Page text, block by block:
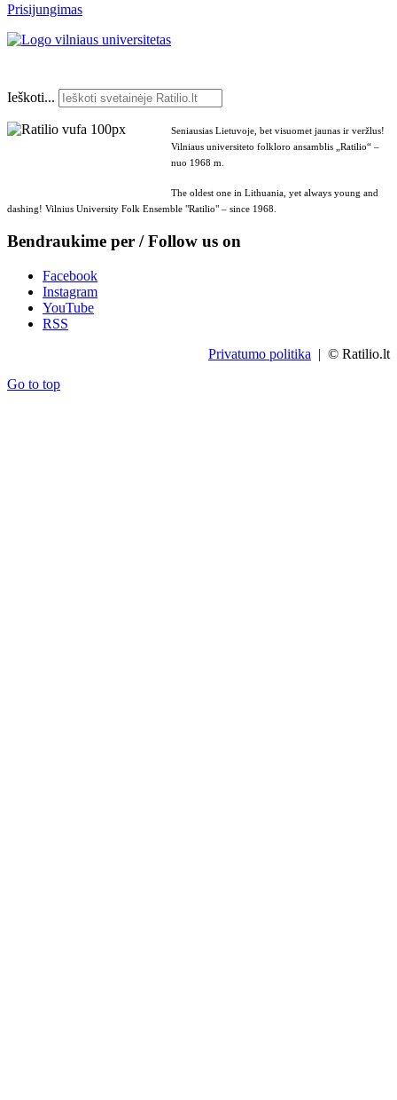
Prisijungimas
Ieškoti...
Seniausias Lietuvoje, bet visuomet jaunas ir veržlus!
Vilniaus universiteto folkloro ansamblis „Ratilio“ –
nuo 1968 m.
The oldest one in Lithuania, yet always young and
dashing! Vilnius University Folk Ensemble "Ratilio" – since 1968.
Bendraukime per / Follow us on
Facebook
Instagram
YouTube
RSS
Privatumo politika | © Ratilio.lt
Go to top